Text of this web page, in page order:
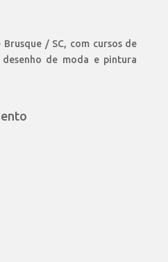
/ SC, com cursos de
de moda e pintura